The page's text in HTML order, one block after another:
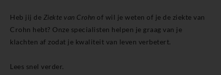
Heb jij de Ziekte van Crohn of wil je weten of je de ziekte van
Crohn hebt? Onze specialisten helpen je graag van je
klachten af zodat je kwaliteit van leven verbetert.
Lees snel verder.